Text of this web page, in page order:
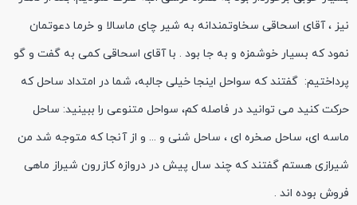
نیز ، آقای اسحاقی سخاوتمندانه به شیر چای ماسالا و خرما دعوتمان
نمود که بسیار خوشمزه و به جا بود . با آقای اسحاقی کمی به گفت و گو
پرداختیم: گفتند که سواحل اینجا خیلی جالبه، شما در امتداد ساحل که
حرکت کنید می توانید در فاصله کم، سواحل متنوعی را ببینید: ساحل
ماسه ای، ساحل صخره ای ، ساحل شنی و ... و از آنجا که متوجه شد من
شیرازی هستم گفتند که چند سال پیش در دروازه کازرون شیراز ماهی
فروش بوده اند .